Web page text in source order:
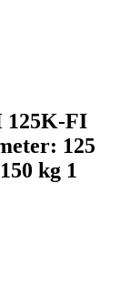
125K-FI
125
kg 1